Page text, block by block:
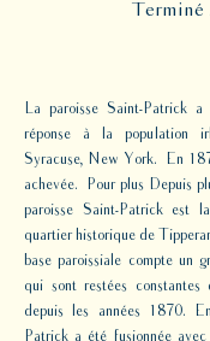
Équipe de
en
Terminé
La paroisse Saint-Patrick
réponse à la population
Syracuse, New York. En
achevée. Pour plus Depuis
paroisse Saint-Patrick est
quartier historique de
base paroissiale compte un
qui sont restées constantes
depuis les années 1870.
Patrick a été fusionnée